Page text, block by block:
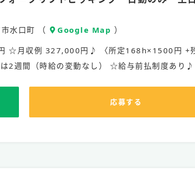
水口町 （ Google Map ）
☆月収例 327,000円♪ 〈所定168h×1500円
2週間（時給の変動なし） ☆給与前払制度
応募する